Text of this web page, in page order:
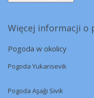
Więcej informacji o
Pogoda w okolicy
Pogoda Yukarısevik
Pogoda Aşağı Sivik